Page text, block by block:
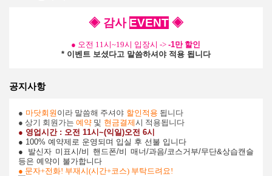
◈ 감사 EVENT ◈
● 오전 11시~19시 입장시 -> -1만할인
* 이벤트 보셨다고 말씀하셔야 적용 됩니다
공지사항
● 마닷회원 이라 말씀해 주셔야 할인적용 됩니다
● 상기 회원가는 예약 및 현금결제시 적용됩니다
● 영업시간: 오전 11시~(익일)오전 6시
● 100% 예약제로 운영되며 입실 후 선불 입니다
● 발신자 미표시/비 핸드폰/비 매너/과음/코스거부/무단&상습캔슬
등은 예약이 불가합니다
● 문자+전화! 부재시(시간+코스) 부탁드려요!